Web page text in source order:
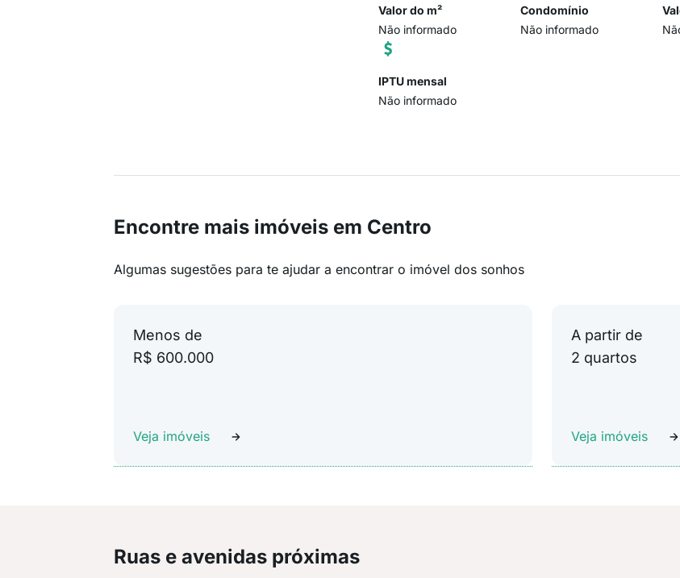
Valor do m²
Não informado
Condomínio
Não informado
IPTU mensal
Não informado
Encontre mais imóveis em Centro
Algumas sugestões para te ajudar a encontrar o imóvel dos sonhos
Menos de
R$ 600.000
Veja imóveis
A partir de
2 quartos
Veja imóveis
Ruas e avenidas próximas